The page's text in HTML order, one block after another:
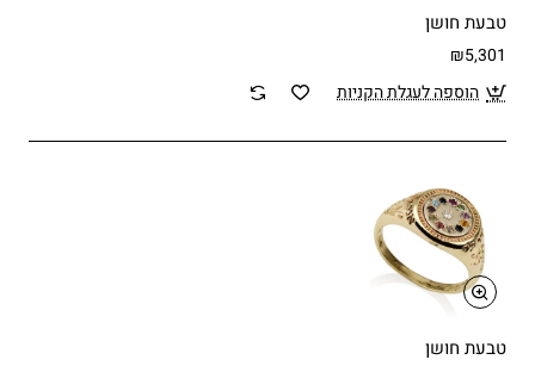
טבעת חושן
₪5,301
הוספה לעגלת הקניות
טבעת חושן